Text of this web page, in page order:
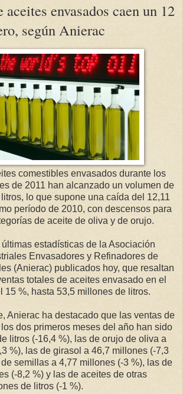
aceites envasados caen un 12
según Anierac
comestibles envasados durante los
de 2011 han alcanzado un volumen de
lo que supone una caída del 12,11
período de 2010, con descensos para
de aceite de oliva y de orujo.
estadísticas de la Asociación
Envasadores y Refinadores de
(Anierac) publicados hoy, que resaltan
totales de aceites envasado en el
15 %, hasta 53,5 millones de litros.
Anierac ha destacado que las ventas de
dos primeros meses del año han sido
litros (-16,4 %), las de orujo de oliva a
%), las de girasol a 46,7 millones (-7,3
semillas a 4,77 millones (-3 %), las de
(-8,2 %) y las de aceites de otras
de litros (-1 %).